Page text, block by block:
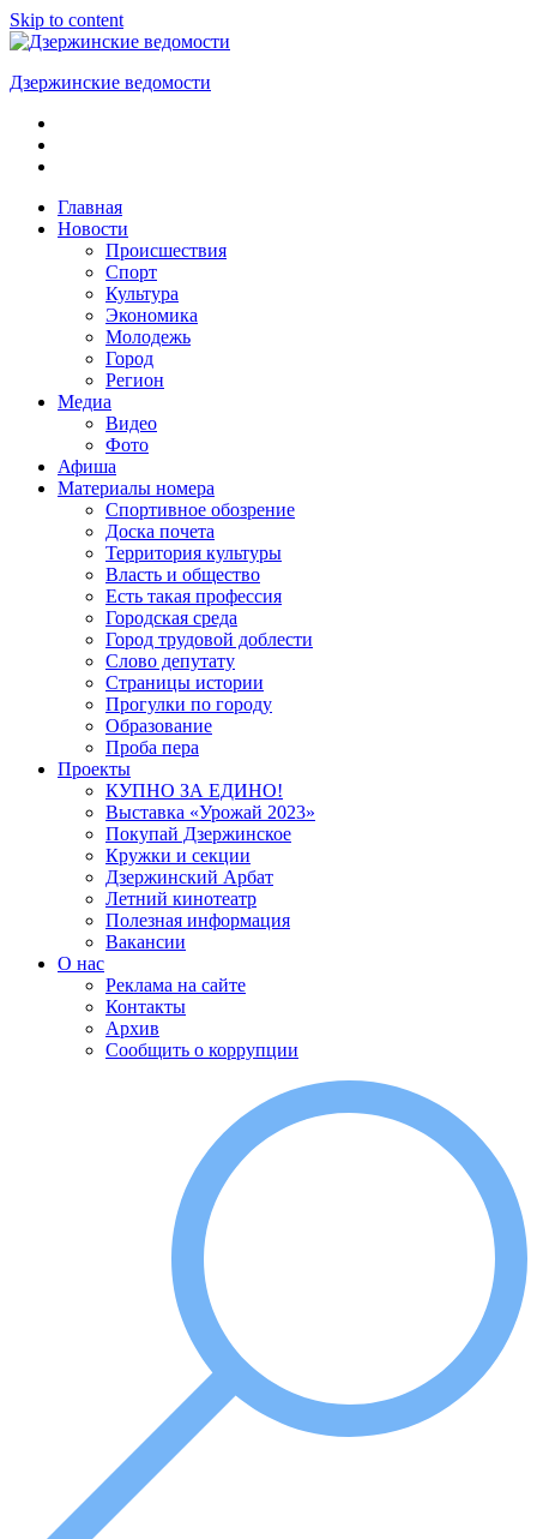
Skip to content
Дзержинские ведомости
ОБЩЕСТВЕННО-
ПОЛИТИЧЕСКАЯ
ГАЗЕТАГлавная
Новости
Происшествия
Спорт
Культура
Экономика
Молодежь
Город
Регион
Медиа
Видео
Фото
Афиша
Материалы номера
Спортивное обозрение
Доска почета
Территория культуры
Власть и общество
Есть такая профессия
Городская среда
Город трудовой доблести
Слово депутату
Страницы истории
Прогулки по городу
Образование
Проба пера
Проекты
КУПНО ЗА ЕДИНО!
Выставка «Урожай 2023»
Покупай Дзержинское
Кружки и секции
Дзержинский Арбат
Летний кинотеатр
Полезная информация
Вакансии
О нас
Реклама на сайте
Контакты
Архив
Сообщить о коррупции